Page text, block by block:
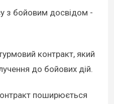
з бойовим досвідом -
контракт, який
до бойових дій.
поширюється